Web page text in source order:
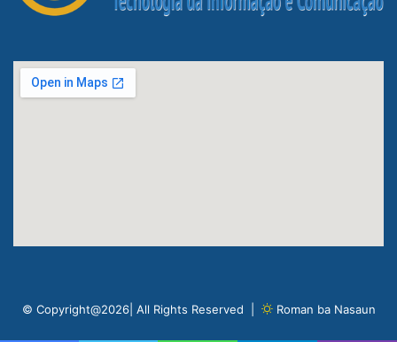
© Copyright@2026| All Rights Reserved | Roman ba Nasaun